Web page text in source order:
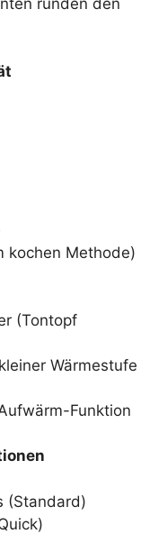
kochen Methode)
(Tontopf
Wärmestufe
Funktion
(Standard)